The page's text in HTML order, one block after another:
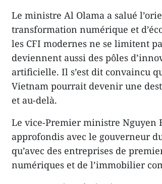
Le ministre Al Olama a salué
transformation numérique et
les CFI modernes ne se limitent
deviennent aussi des pôles
artificielle. Il s’est dit convaincu
Vietnam pourrait devenir une
et au-delà.
Le vice-Premier ministre Nguyen
approfondis avec le gouverneur
qu’avec des entreprises de
numériques et de l’immobilier